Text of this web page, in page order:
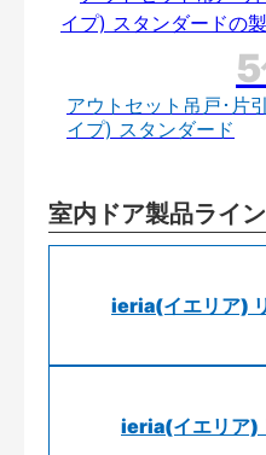
アウトセット吊戸･片
イプ) スタンダード
室内ドア製品ライ
ieria(イエリア)
ieria(イエリア)